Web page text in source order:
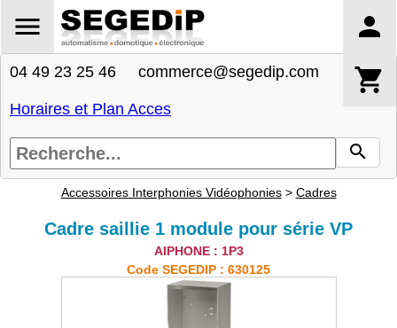
04 49 23 25 46 commerce@segedip.com
Horaires et Plan Acces
Accessoires Interphonies Vidéophonies> Cadres
Cadre saillie 1 module pour série VP
AIPHONE : 1P3
Code SEGEDIP : 630125